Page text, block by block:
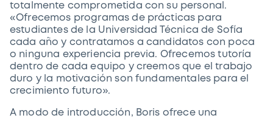
totalmente comprometida con su personal.
«Ofrecemos programas de prácticas para
estudiantes de la Universidad Técnica de Sofía
cada año y contratamos a candidatos con poca
o ninguna experiencia previa. Ofrecemos tutoría
dentro de cada equipo y creemos que el trabajo
duro y la motivación son fundamentales para el
crecimiento futuro».
A modo de introducción, Boris ofrece una